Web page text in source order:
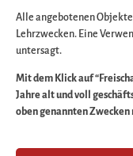
Alle angebotenen Objekte
Lehrzwecken. Eine
untersagt.
Mit dem Klick auf
Jahre alt und voll
oben genannten Zwecken